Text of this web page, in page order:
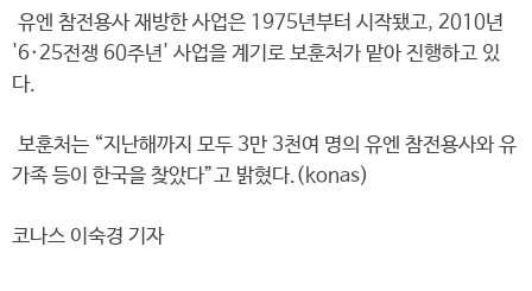
유엔 참전용사 재방한 사업은 1975년부터 시작됐고, 2010년
'6·25전쟁 60주년' 사업을 계기로 보훈처가 맡아 진행하고 있
다.
보훈처는 “지난해까지 모두 3만 3천여 명의 유엔 참전용사와 유
가족 등이 한국을 찾았다”고 밝혔다.(konas)
코나스 이숙경 기자